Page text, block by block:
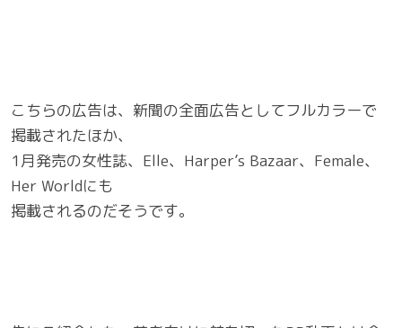
こちらの広告は、新聞の全面広告としてフルカラーで
掲載されたほか、
1月発売の女性誌、Elle、Harper’s Bazaar、Female、
Her Worldにも
掲載されるのだそうです。